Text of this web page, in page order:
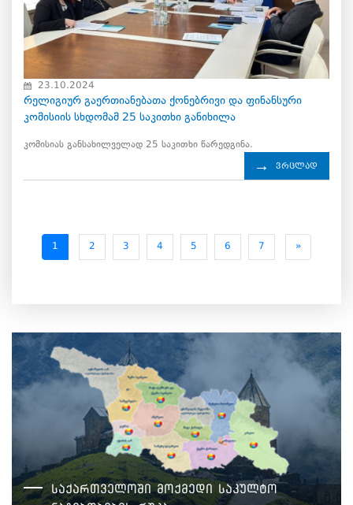
23.10.2024
რელიგიურ გაერთიანებათა ქონებრივი და ფინანსური
კომისიის სხდომამ 25 საკითხი განიხილა
კომისიას განსახილველად 25 საკითხი წარედგინა.
ვრცლად
1 2 3 4 5 6 7 »
საქართველოში მოქმედი საკულტო